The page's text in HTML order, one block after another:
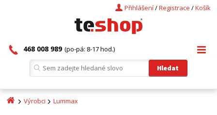
Košík
/
Registrace
/
Přihlášení
468 008 989 (po-pá: 8-17 hod.)
Výrobci Lummax